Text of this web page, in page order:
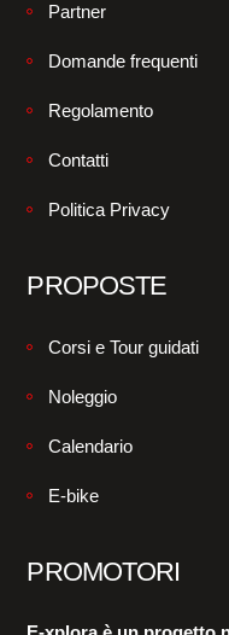
Partner
Domande frequenti
Regolamento
Contatti
Politica Privacy
PROPOSTE
Corsi e Tour guidati
Noleggio
Calendario
E-bike
PROMOTORI